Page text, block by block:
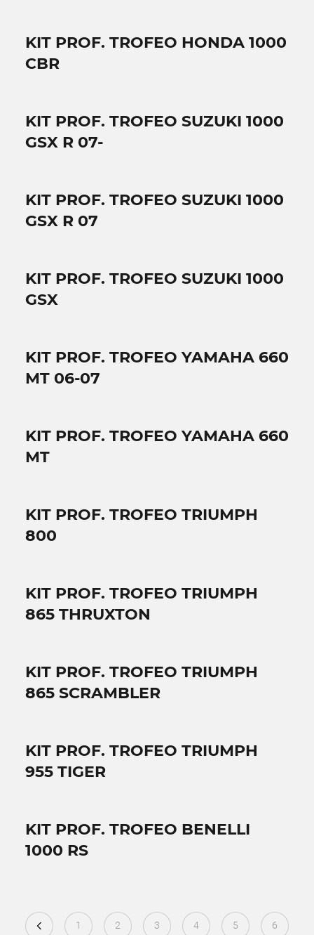
KIT PROF. TROFEO HONDA 1000
CBR
KIT PROF. TROFEO SUZUKI 1000
GSX R 07-
KIT PROF. TROFEO SUZUKI 1000
GSX R 07
KIT PROF. TROFEO SUZUKI 1000
GSX
KIT PROF. TROFEO YAMAHA 660
MT 06-07
KIT PROF. TROFEO YAMAHA 660
MT
KIT PROF. TROFEO TRIUMPH
800
KIT PROF. TROFEO TRIUMPH
865 THRUXTON
KIT PROF. TROFEO TRIUMPH
865 SCRAMBLER
KIT PROF. TROFEO TRIUMPH
955 TIGER
KIT PROF. TROFEO BENELLI
1000 RS
1 2 3 4 5 6